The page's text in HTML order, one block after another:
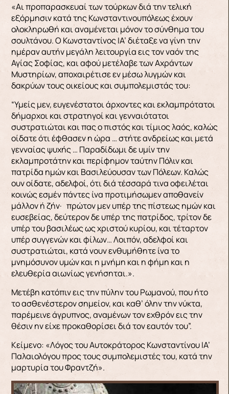
«Αι προπαρασκευαί των τούρκων διά την τελική
εξόρμησιν κατά της Κωνσταντινουπόλεως έχουν
ολοκληρωθή και αναμένεται μόνον το σύνθημα του
σουλτάνου. Ο Κωνσταντίνος ΙΑ’ διέταξε να γίνη την
ημέραν αυτήν μεγάλη λειτουργία εις τον ναόν της
Αγίας Σοφίας, και αφού μετέλαβε των Αχράντων
Μυστηρίων, αποχαιρέτισε εν μέσω λυγμών και
δακρύων τους οικείους και συμπολεμιστάς του:
“Υμείς μεν, ευγενέστατοι άρχοντες και εκλαμπρότατοι
δήμαρχοι και στρατηγοί και γενναιότατοι
συστρατιώται και πας ο πιστός και τίμιος λαός, καλώς
οίδατε ότι έφθασεν η ώρα … στήτε ανδρείως και μετά
γενναίας ψυχής … Παραδίδωμι δε υμίν την
εκλαμπροτάτην και περίφημον ταύτην Πόλιν και
πατρίδα ημών και Βασιλεύουσαν των Πόλεων. Καλώς
ουν οίδατε, αδελφοί, ότι διά τέσσαρά τινα οφειλέται
κοινώς εσμέν πάντες ίνα προτιμήσωμεν αποθανείν
μάλλον ή ζήν· πρώτον μεν υπέρ της πίστεως ημών και
ευσεβείας, δεύτερον δε υπέρ της πατρίδος, τρίτον δε
υπέρ του βασιλέως ως χριστού κυρίου, και τέταρτον
υπέρ συγγενών και φίλων… Λοιπόν, αδελφοί και
συστρατιώται, κατά νουν ενθυμήθητε ίνα το
μνημόσυνον υμών και η μνήμη και η φήμη και η
ελευθερία αιωνίως γενήσηται.».
Μετέβη κατόπιν εις την πύλην του Ρωμανού, που ήτο
το ασθενέστερον σημείον, και καθ’ όλην την νύκτα,
παρέμεινε άγρυπνος, αναμένων τον εχθρόν εις την
θέσιν ην είχε προκαθορίσει διά τον εαυτόν του”.
Κείμενο: «Λόγος του Αυτοκράτoρος Κωνσταντίνου ΙΑ’
Παλαιολόγου προς τους συμπολεμιστές του, κατά την
μαρτυρία του Φραντζή».